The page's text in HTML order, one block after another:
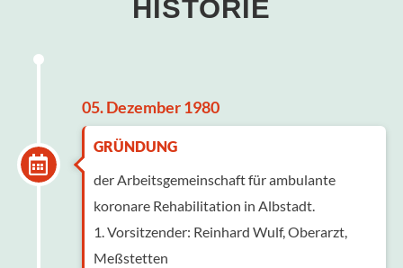
HISTORIE
05. Dezember 1980
GRÜNDUNG
der Arbeitsgemeinschaft für ambulante
koronare Rehabilitation in Albstadt.
1. Vorsitzender: Reinhard Wulf, Oberarzt,
Meßstetten